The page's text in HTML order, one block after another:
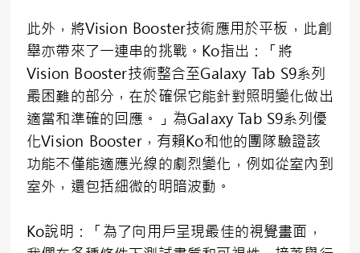
此外，將Vision Booster技術應用於平板，此創
舉亦帶來了一連串的挑戰。Ko指出：「將
Vision Booster技術整合至Galaxy Tab S9系列
最困難的部分，在於確保它能針對照明變化做出
適當和準確的回應。」為Galaxy Tab S9系列優
化Vision Booster，有賴Ko和他的團隊驗證該
功能不僅能適應光線的劇烈變化，例如從室內到
室外，還包括細微的明暗波動。
Ko說明：「為了向用戶呈現最佳的視覺畫面，